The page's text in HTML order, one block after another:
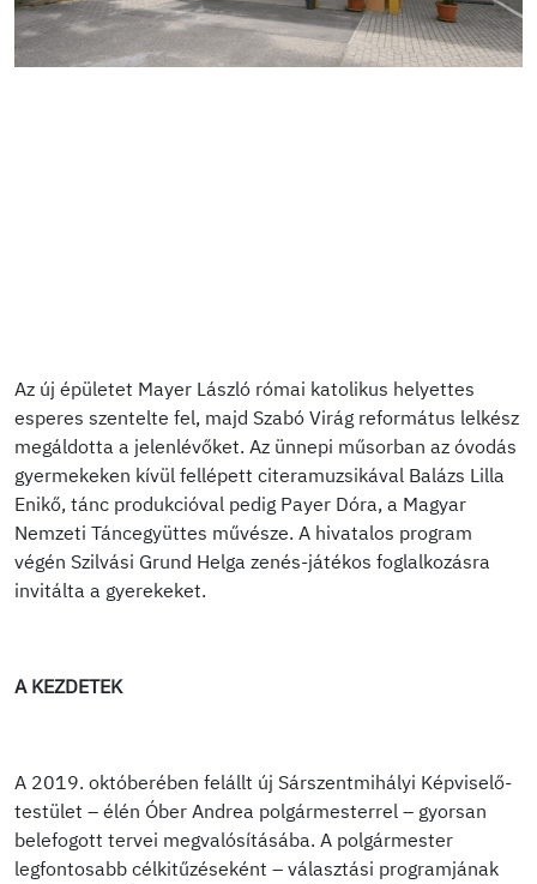
Az új épületet Mayer László római katolikus helyettes
esperes szentelte fel, majd Szabó Virág református lelkész
megáldotta a jelenlévőket. Az ünnepi műsorban az óvodás
gyermekeken kívül fellépett citeramuzsikával Balázs Lilla
Enikő, tánc produkcióval pedig Payer Dóra, a Magyar
Nemzeti Táncegyüttes művésze. A hivatalos program
végén Szilvási Grund Helga zenés-játékos foglalkozásra
invitálta a gyerekeket.
A KEZDETEK
A 2019. októberében felállt új Sárszentmihályi Képviselő-
testület – élén Óber Andrea polgármesterrel – gyorsan
belefogott tervei megvalósításába. A polgármester
legfontosabb célkitűzéseként – választási programjának